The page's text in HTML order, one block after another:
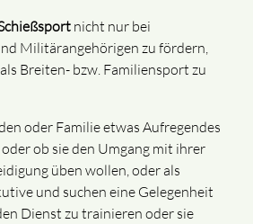
nicht nur bei
Militärangehörigen zu fördern,
Breiten- bzw. Familiensport zu
oder Familie etwas Aufregendes
ob sie den Umgang mit ihrer
üben wollen, oder als
und suchen eine Gelegenheit
Dienst zu trainieren oder sie